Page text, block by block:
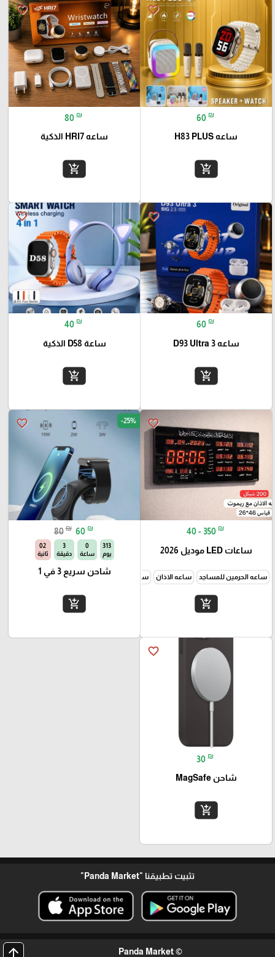
favorite_border
60 ₪
ساعه H83 PLUS
add_shopping_cart
favorite_border
80 ₪
ساعه HRI7 الذكية
add_shopping_cart
favorite_border
60 ₪
ساعه D93 Ultra 3
add_shopping_cart
favorite_border
40 ₪
ساعة D58 الذكية
add_shopping_cart
favorite_border
40 - 350 ₪
ساعات LED موديل 2026
ساعه الحرمين للمساجد ساعه الاذان ساعه كبير ساعه وسط ساعه بيضاوي
add_shopping_cart
favorite_border -25%
80 ₪ 60 ₪
313
يوم
0
ساعة
3
دقيقة
02
ثانية
شاحن سريع 3 في 1
add_shopping_cart
favorite_border
30 ₪
شاحن MagSafe
add_shopping_cart
تثبيت تطبيقنا "Panda Market"
© Panda Market
arrow_upward